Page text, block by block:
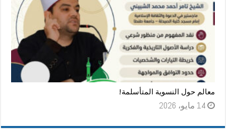
معالم حول النسوية المتأسلمة!
14 مايو، 2026